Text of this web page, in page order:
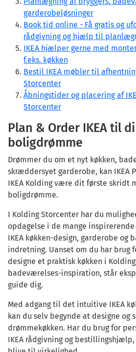
garderobeløsninger
Book tid online - Få gratis og
rådgivning og hjælp til
IKEA hjælper gerne med
f.eks. køkken
Bestil IKEA møbler til
Storcenter
Åbningstider og placering af
Storcenter
Plan & Order IKEA til
boligdrømme
Drømmer du om et nyt køkken,
skræddersyet garderobe, kan IKEA
IKEA Kolding være dit første skridt
boligdrømme.
I Kolding Storcenter har du
opdagelse i de mange
IKEA køkken-design, garderobe og
indretning. Uanset om du har
designe et praktisk køkken i
badeværelses-inspiration, står
guide dig.
Med adgang til det intuitive IKEA
kan du selv begynde at designe og
drømmekøkken. Har du brug for
IKEA rådgivning og